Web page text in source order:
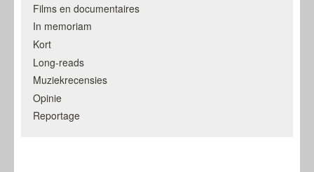
Films en documentaires
In memoriam
Kort
Long-reads
Muziekrecensies
Opinie
Reportage